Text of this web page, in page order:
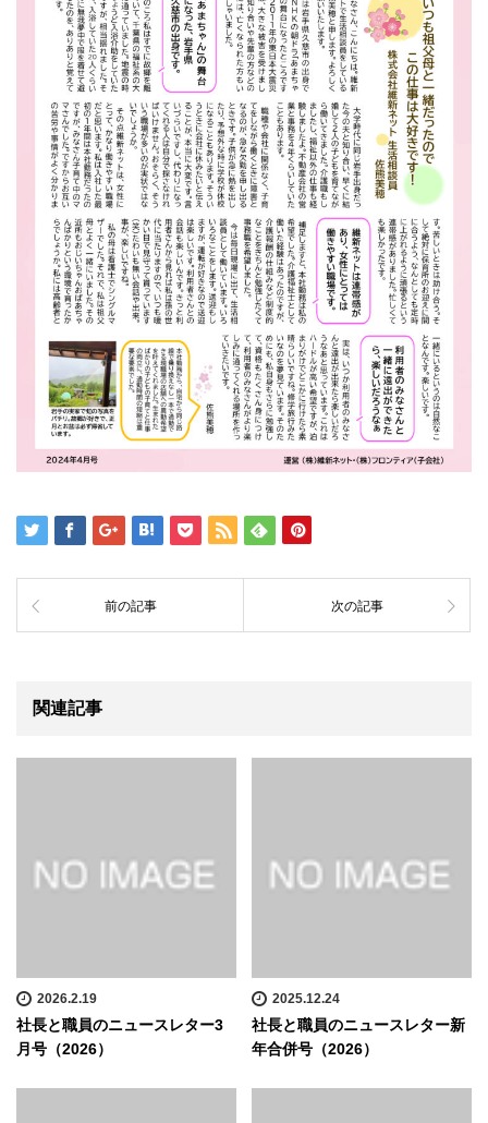
前の記事 次の記事
関連記事
2026.2.19
社長と職員のニュースレター3
月号（2026）
2025.12.24
社長と職員のニュースレター新
年合併号（2026）